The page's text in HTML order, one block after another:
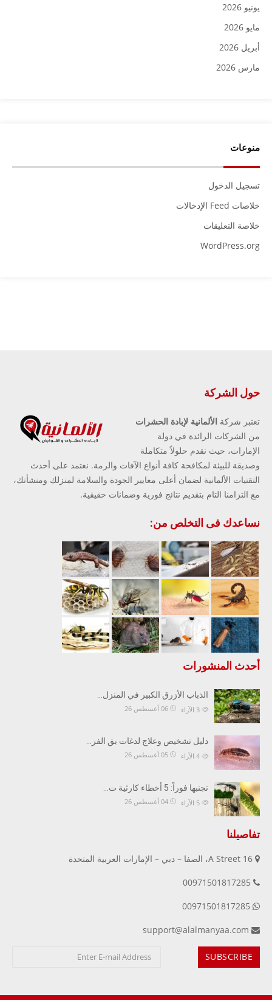
يونيو 2026
مايو 2026
أبريل 2026
مارس 2026
منوعات
تسجيل الدخول
خلاصات Feed الإدخالات
خلاصة التعليقات
WordPress.org
حول الشركة
تعتبر شركة الألمانية لإبادة الحشرات
من الشركات الرائدة في دولة
الإمارات، حيث نقدم حلولاً متكاملة
وصديقة للبيئة لمكافحة كافة أنواع الآفات والرمة. نعتمد على أحدث
التقنيات الألمانية لضمان أعلى معايير الجودة والسلامة لمنزلك ومنشأتك،
مع التزامنا التام بتقديم نتائج فورية وضمانات حقيقية.
نساعدك فى التخلص من:
أحدث المنشورات
الذباب الأزرق الكبير في المنزل…
06 أغسطس 26 الآراء
دليل تشخيص وعلاج لدغات بق الفر…
05 أغسطس 26 الآراء
تجنبها فوراً: 5 أخطاء كارثية ت…
04 أغسطس 26 الآراء
تفاصيلنا